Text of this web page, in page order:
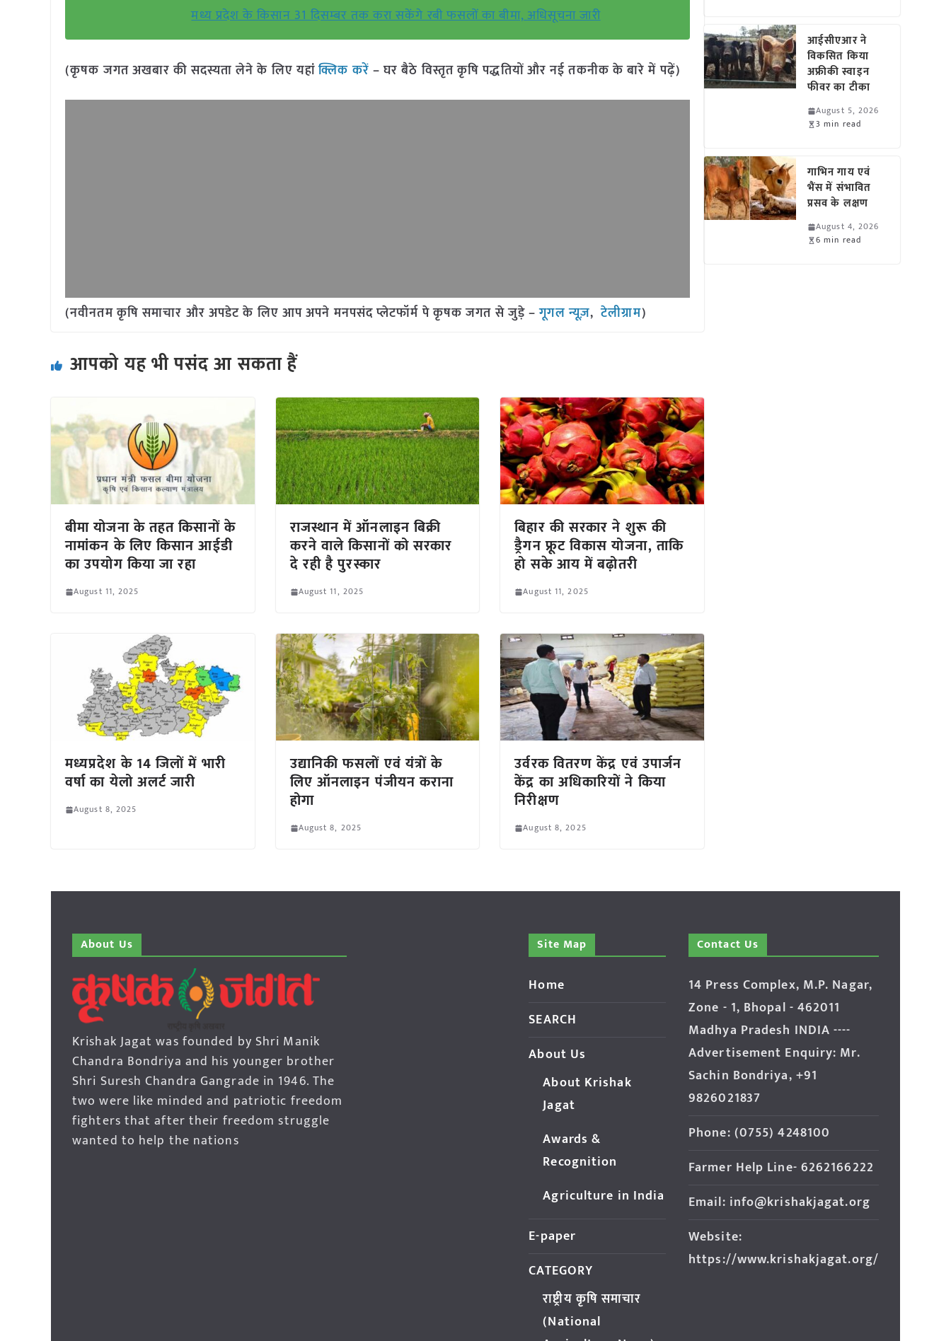
मध्य प्रदेश के किसान 31 दिसम्बर तक करा सकेंगे रबी फसलों का बीमा, अधिसूचना जारी
(कृषक जगत अखबार की सदस्यता लेने के लिए यहांक्लिक करें – घर बैठे विस्तृत कृषि पद्धतियों और नई तकनीक के बारे में पढ़ें)
(नवीनतम कृषि समाचार और अपडेट के लिए आप अपने मनपसंद प्लेटफॉर्म पे कृषक जगत से जुड़े –गूगल न्यूज़,टेलीग्राम)
आपको यह भी पसंद आ सकता हैं
बीमा योजना के तहत किसानों के
नामांकन के लिए किसान आईडी
का उपयोग किया जा रहा
August 11, 2025
राजस्थान में ऑनलाइन बिक्री
करने वाले किसानों को सरकार
दे रही है पुरस्कार
August 11, 2025
बिहार की सरकार ने शुरू की
ड्रैगन फ्रूट विकास योजना, ताकि
हो सके आय में बढ़ोतरी
August 11, 2025
मध्यप्रदेश के 14 जिलों में भारी
वर्षा का येलो अलर्ट जारी
August 8, 2025
उद्यानिकी फसलों एवं यंत्रों के
लिए ऑनलाइन पंजीयन कराना
होगा
August 8, 2025
उर्वरक वितरण केंद्र एवं उपार्जन
केंद्र का अधिकारियों ने किया
निरीक्षण
August 8, 2025
आईसीएआर ने
विकसित किया
अफ्रीकी स्वाइन
फीवर का टीका
August 5, 2026
3 min read
गाभिन गाय एवं
भैंस में संभावित
प्रसव के लक्षण
August 4, 2026
6 min read
About Us
Krishak Jagat was founded by Shri Manik
Chandra Bondriya and his younger brother
Shri Suresh Chandra Gangrade in 1946. The
two were like minded and patriotic freedom
fighters that after their freedom struggle
wanted to help the nations
Site Map
Home
SEARCH
About Us
About Krishak
Jagat
Awards &
Recognition
Agriculture in India
E-paper
CATEGORY
राष्ट्रीय कृषि समाचार
(National
Contact Us
14 Press Complex, M.P. Nagar,
Zone - 1, Bhopal - 462011
Madhya Pradesh INDIA ----
Advertisement Enquiry: Mr.
Sachin Bondriya, +91
9826021837
Phone: (0755) 4248100
Farmer Help Line- 6262166222
Email: info@krishakjagat.org
Website:
https://www.krishakjagat.org/